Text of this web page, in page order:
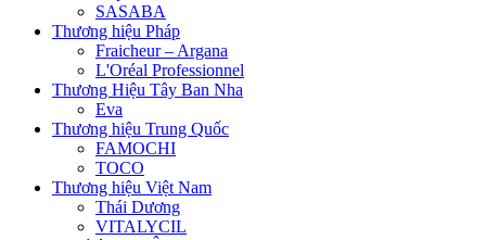
SASABA
Thương hiệu Pháp
Fraicheur – Argana
L'Oréal Professionnel
Thương Hiệu Tây Ban Nha
Eva
Thương hiệu Trung Quốc
FAMOCHI
TOCO
Thương hiệu Việt Nam
Thái Dương
VITALYCIL